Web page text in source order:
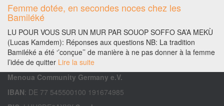
Femme dotée, en secondes noces chez les
Bamiléké
LU POUR VOUS SUR UN MUR PAR SOUOP SOFFO SA’A MEKÙ
(Lucas Kamdem): Réponses aux questions NB: La tradition
Bamiléké a été ‘’conçue’’ de manière à ne pas donner à la femme
l’idée de quitter Lire la suite
Menoua Community Germany e.V.
IBAN: DE 77 545500100 191674985